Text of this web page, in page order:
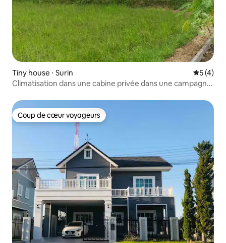
Tiny house ⋅ Surin
5 (4)
Climatisation dans une cabine privée dans une campagne
Coup de cœur voyageurs
Coup de cœur voyageurs